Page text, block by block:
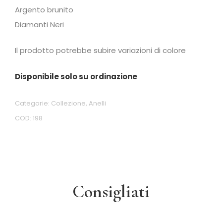
Argento brunito
Diamanti Neri
Il prodotto potrebbe subire variazioni di colore
Disponibile solo su ordinazione
COD: 198
Categorie: Collezione, Anelli
Consigliati